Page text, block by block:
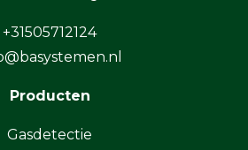
+31505712124
Producten
Gasdetectie